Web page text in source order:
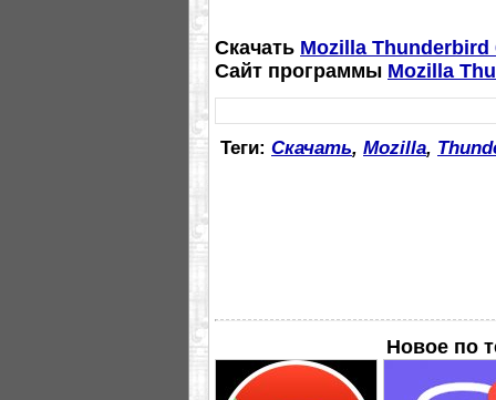
Скачать Mozilla Thunderbird
Сайт программы Mozilla
Теги: Скачать, Mozilla,
Новое по